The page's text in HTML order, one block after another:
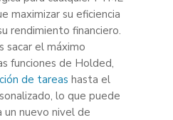
maximizar su eficiencia
rendimiento financiero.
sacar el máximo
funciones de Holded,
de tareas hasta el
lo que puede
nuevo nivel de